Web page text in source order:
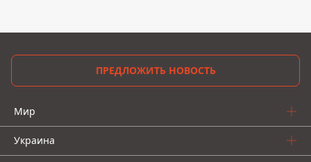
ПРЕДЛОЖИТЬ НОВОСТЬ
Мир
Украина